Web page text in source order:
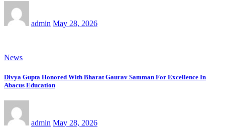
admin May 28, 2026
News
Divya Gupta Honored With Bharat Gaurav Samman For Excellence In
Abacus Education
admin May 28, 2026